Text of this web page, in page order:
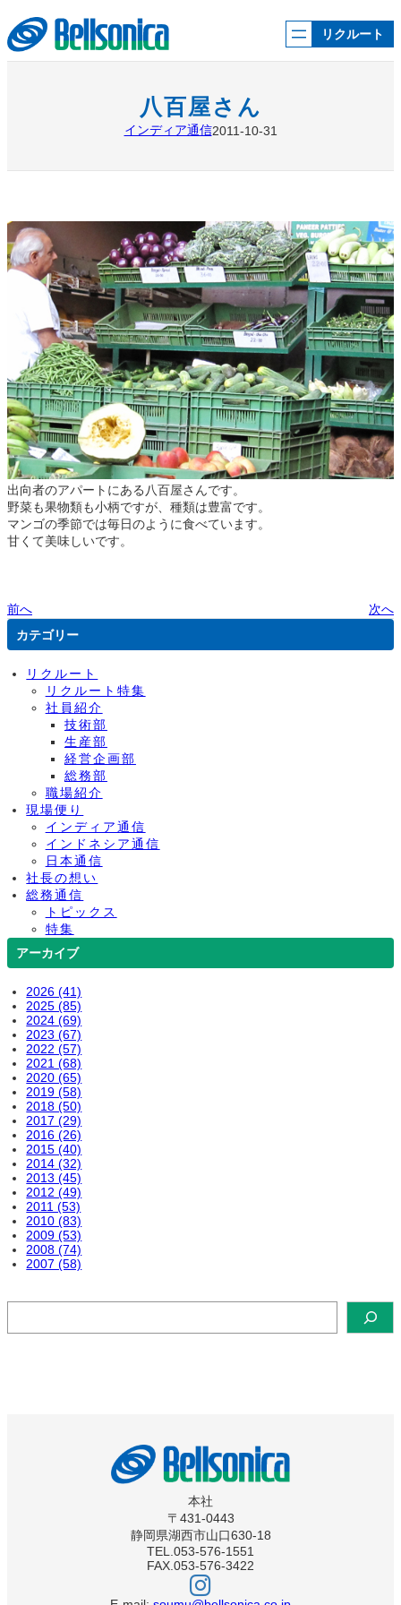
容
を
ス
リクルート
八百屋さん
インディア通信2011-10-31
出向者のアパートにある八百屋さんです。
野菜も果物類も小柄ですが、種類は豊富です。
マンゴの季節では毎日のように食べています。
甘くて美味しいです。
前へ
次へ
カテゴリー
リクルート
リクルート特集
社員紹介
技術部
生産部
経営企画部
総務部
職場紹介
現場便り
インディア通信
インドネシア通信
日本通信
社長の想い
総務通信
トピックス
特集
アーカイブ
2026 (41)
2025 (85)
2024 (69)
2023 (67)
2022 (57)
2021 (68)
2020 (65)
2019 (58)
2018 (50)
2017 (29)
2016 (26)
2015 (40)
2014 (32)
2013 (45)
2012 (49)
2011 (53)
2010 (83)
2009 (53)
2008 (74)
2007 (58)
本社
〒431-0443
静岡県湖西市山口630-18
TEL.053-576-1551
FAX.053-576-3422
ベ
ル